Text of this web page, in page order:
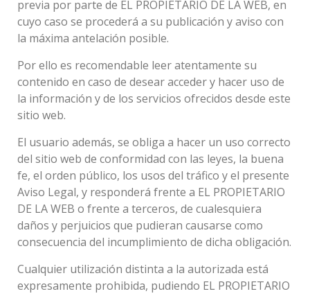
previa por parte de EL PROPIETARIO DE LA WEB, en
cuyo caso se procederá a su publicación y aviso con
la máxima antelación posible.
Por ello es recomendable leer atentamente su
contenido en caso de desear acceder y hacer uso de
la información y de los servicios ofrecidos desde este
sitio web.
El usuario además, se obliga a hacer un uso correcto
del sitio web de conformidad con las leyes, la buena
fe, el orden público, los usos del tráfico y el presente
Aviso Legal, y responderá frente a EL PROPIETARIO
DE LA WEB o frente a terceros, de cualesquiera
daños y perjuicios que pudieran causarse como
consecuencia del incumplimiento de dicha obligación.
Cualquier utilización distinta a la autorizada está
expresamente prohibida, pudiendo EL PROPIETARIO